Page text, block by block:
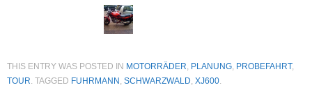
THIS ENTRY WAS POSTED IN MOTORRÄDER, PLANUNG, PROBEFAHRT,
TOUR. TAGGED FUHRMANN, SCHWARZWALD, XJ600.